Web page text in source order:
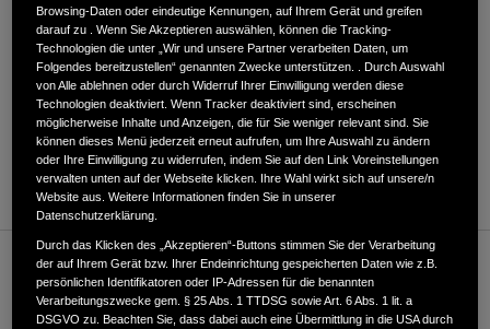
Dresdner Str. 4,08529,Plauen
ROUTENPLANUNG
WEBSITE
Kundenservice
Browsing-Daten oder eindeutige Kennungen, auf Ihrem Gerät und greifen
darauf zu . Wenn Sie Akzeptieren auswählen, können die Tracking-
Technologien die unter „Wir und unsere Partner verarbeiten Daten, um
Folgendes bereitzustellen“ genannten Zwecke unterstützen. . Durch Auswahl
von Alle ablehnen oder durch Widerruf Ihrer Einwilligung werden diese
Technologien deaktiviert. Wenn Tracker deaktiviert sind, erscheinen
möglicherweise Inhalte und Anzeigen, die für Sie weniger relevant sind. Sie
können dieses Menü jederzeit erneut aufrufen, um Ihre Auswahl zu ändern
oder Ihre Einwilligung zu widerrufen, indem Sie auf den Link Voreinstellungen
verwalten unten auf der Webseite klicken. Ihre Wahl wirkt sich auf unsere/n
Website aus. Weitere Informationen finden Sie in unserer
Datenschutzerklärung.
Durch das Klicken des „Akzeptieren“-Buttons stimmen Sie der Verarbeitung
der auf Ihrem Gerät bzw. Ihrer Endeinrichtung gespeicherten Daten wie z.B.
persönlichen Identifikatoren oder IP-Adressen für die benannten
Verarbeitungszwecke gem. § 25 Abs. 1 TTDSG sowie Art. 6 Abs. 1 lit. a
DSGVO zu. Beachten Sie, dass dabei auch eine Übermittlung in die USA durch